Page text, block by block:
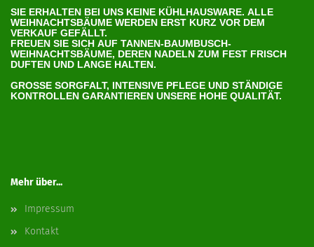
SIE ERHALTEN BEI UNS KEINE KÜHLHAUSWARE. ALLE
WEIHNACHTSBÄUME WERDEN ERST KURZ VOR DEM
VERKAUF GEFÄLLT.
FREUEN SIE SICH AUF TANNEN-BAUMBUSCH-
WEIHNACHTSBÄUME, DEREN NADELN ZUM FEST FRISCH
DUFTEN UND LANGE HALTEN.
GROSSE SORGFALT, INTENSIVE PFLEGE UND STÄNDIGE K
ONTROLLEN GARANTIEREN UNSERE HOHE QUALITÄT.
Mehr über...
Impressum
Kontakt